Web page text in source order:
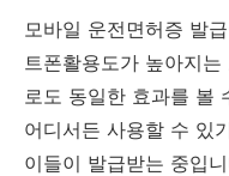
모바일 운전면허증 발
트폰활용도가 높아지
로도 동일한 효과를 볼
어디서든 사용할 수 있
이들이 발급받는 중입